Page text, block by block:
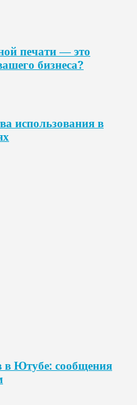
печати — это
бизнеса?
использования в
в Ютубе: сообщения